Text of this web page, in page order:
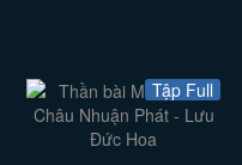
Tập Full